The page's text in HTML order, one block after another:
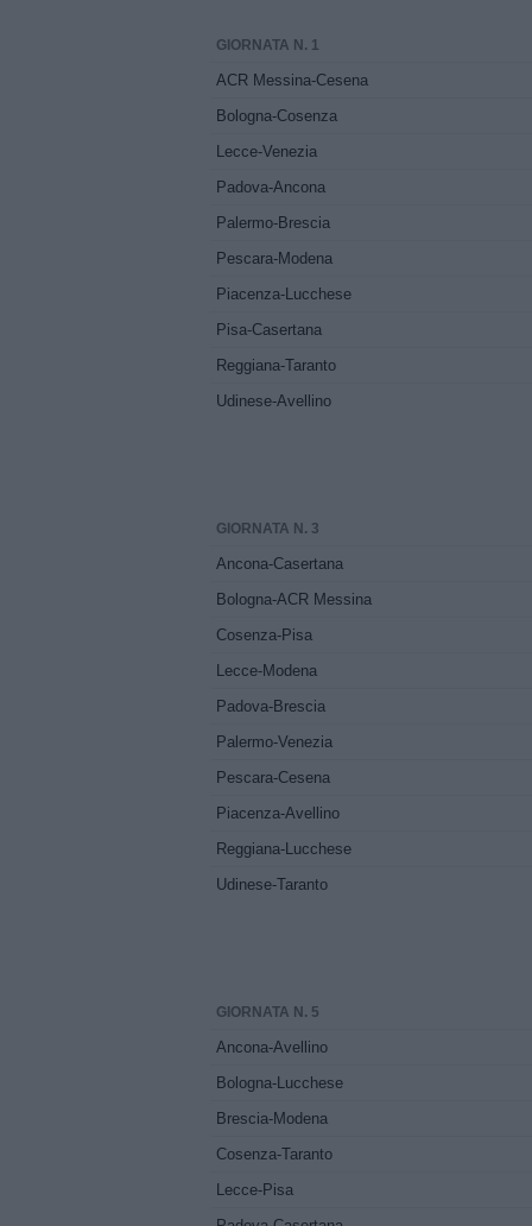
GIORNATA N. 1
ACR Messina-Cesena
Bologna-Cosenza
Lecce-Venezia
Padova-Ancona
Palermo-Brescia
Pescara-Modena
Piacenza-Lucchese
Pisa-Casertana
Reggiana-Taranto
Udinese-Avellino
GIORNATA N. 3
Ancona-Casertana
Bologna-ACR Messina
Cosenza-Pisa
Lecce-Modena
Padova-Brescia
Palermo-Venezia
Pescara-Cesena
Piacenza-Avellino
Reggiana-Lucchese
Udinese-Taranto
GIORNATA N. 5
Ancona-Avellino
Bologna-Lucchese
Brescia-Modena
Cosenza-Taranto
Lecce-Pisa